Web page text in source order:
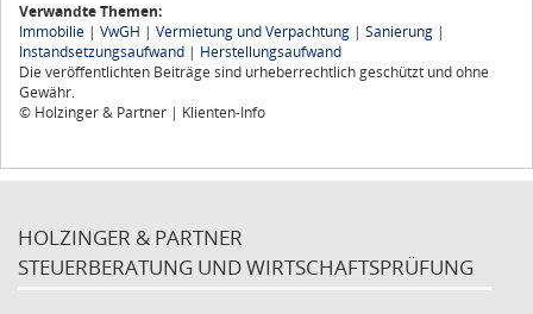
Verwandte Themen:
Immobilie | VwGH | Vermietung und Verpachtung | Sanierung |
Instandsetzungsaufwand | Herstellungsaufwand
Die veröffentlichten Beiträge sind urheberrechtlich geschützt und ohne
Gewähr.
© Holzinger & Partner | Klienten-Info
HOLZINGER & PARTNER
STEUERBERATUNG UND WIRTSCHAFTSPRÜFUNG